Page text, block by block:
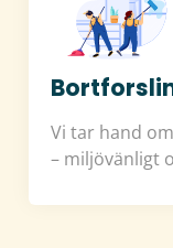
Vi tar hand
– miljövänligt